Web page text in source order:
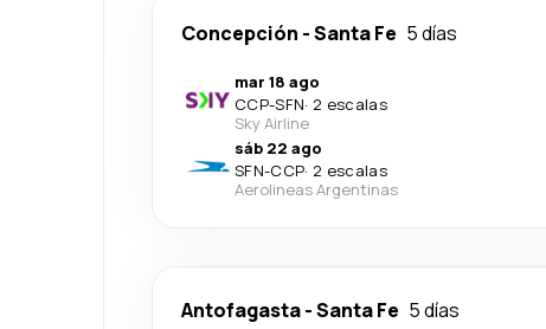
Concepción -Santa Fe 5 días
mar 18 ago
CCP-SFN· 2 escalas
Sky Airline
sáb 22 ago
SFN-CCP· 2 escalas
Aerolineas Argentinas
Antofagasta-Santa Fe 5 días